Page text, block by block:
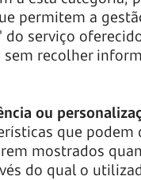
permitem a
serviço
recolher
ou
que
mostrados
do qual o